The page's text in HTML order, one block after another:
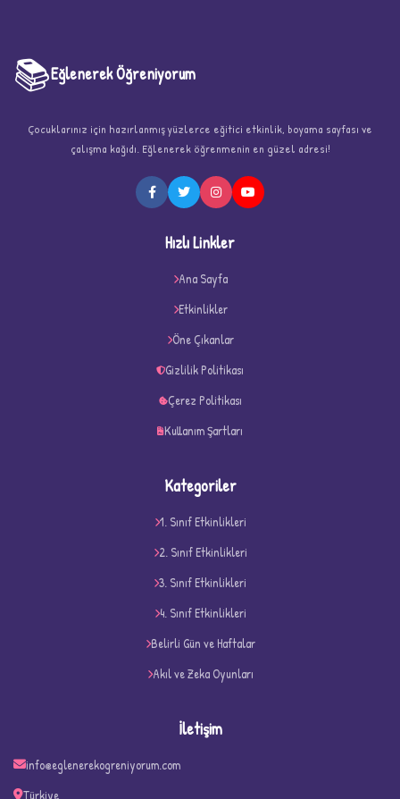
D
📚Eğlenerek Öğreniyorum
Çocuklarınız için hazırlanmış yüzlerce eğitici etkinlik, boyama sayfası ve
çalışma kağıdı. Eğlenerek öğrenmenin en güzel adresi!
Hızlı Linkler
Ana Sayfa
Etkinlikler
Öne Çıkanlar
Gizlilik Politikası
Çerez Politikası
Kullanım Şartları
Kategoriler
1. Sınıf Etkinlikleri
2. Sınıf Etkinlikleri
3. Sınıf Etkinlikleri
4. Sınıf Etkinlikleri
Belirli Gün ve Haftalar
Akıl ve Zeka Oyunları
İletişim
info@eglenerekogreniyorum.com
Türkiye